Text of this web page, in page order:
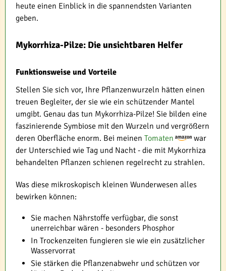
heute einen Einblick in die spannendsten Varianten
geben.
Mykorrhiza-Pilze: Die unsichtbaren Helfer
Funktionsweise und Vorteile
Stellen Sie sich vor, Ihre Pflanzenwurzeln hätten einen
treuen Begleiter, der sie wie ein schützender Mantel
umgibt. Genau das tun Mykorrhiza-Pilze! Sie bilden eine
faszinierende Symbiose mit den Wurzeln und vergrößern
deren Oberfläche enorm. Bei meinen Tomaten
war
der Unterschied wie Tag und Nacht - die mit Mykorrhiza
behandelten Pflanzen schienen regelrecht zu strahlen.
Was diese mikroskopisch kleinen Wunderwesen alles
bewirken können:
Sie machen Nährstoffe verfügbar, die sonst
unerreichbar wären - besonders Phosphor
In Trockenzeiten fungieren sie wie ein zusätzlicher
Wasservorrat
Sie stärken die Pflanzenabwehr und schützen vor